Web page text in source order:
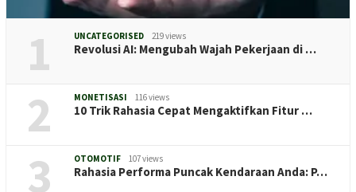
1 UNCATEGORISED 219 views
Revolusi AI: Mengubah Wajah Pekerjaan di …
2 MONETISASI 116 views
10 Trik Rahasia Cepat Mengaktifkan Fitur …
3 OTOMOTIF 107 views
Rahasia Performa Puncak Kendaraan Anda: P…